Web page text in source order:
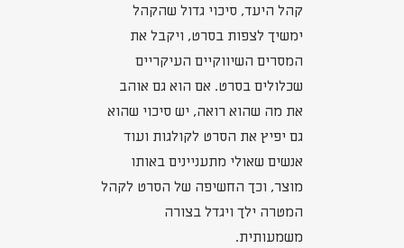
קהל היעד, סיכוי גדול שהקהל
ימשיך לצפות בסרט, ויקבל את
המסרים השיווקיים העיקריים
שכלולים בסרט. אם הוא גם אוהב
את מה שהוא רואה, יש סיכוי שהוא
גם יפיץ את הסרט לקולגות ועוד
אנשים שאולי מתעניינים באותו
מוצר, וכך החשיפה של הסרט לקהל
המטרה ילך ויגדל בצורה
משמעותית.